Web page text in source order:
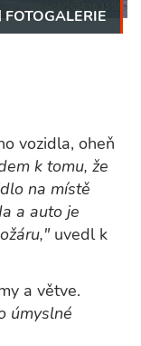
vozidla, oheň
k tomu, že
na místě
a auto je
uvedl k
a větve.
úmyslné